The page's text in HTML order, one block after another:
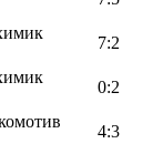
7:2
0:2
4:3